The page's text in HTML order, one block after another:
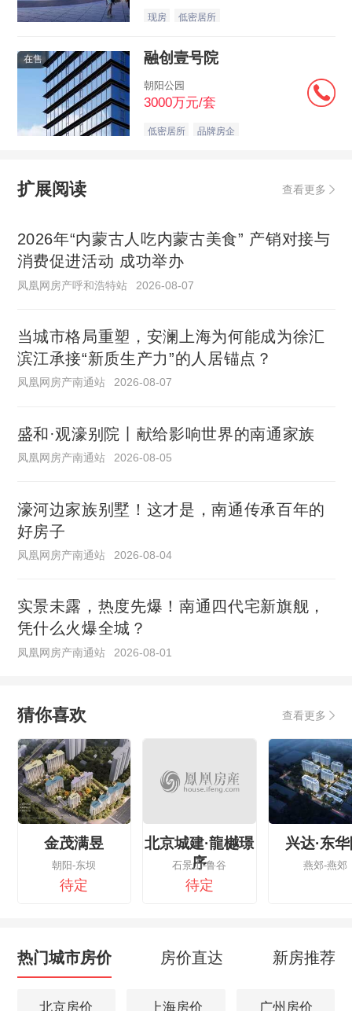
现房 低密居所
在售 融创壹号院
朝阳公园
3000万元/套
低密居所 品牌房企
扩展阅读 查看更多
2026年“内蒙古人吃内蒙古美食” 产销对接与
消费促进活动 成功举办
凤凰网房产呼和浩特站 2026-08-07
当城市格局重塑，安澜上海为何能成为徐汇
滨江承接“新质生产力”的人居锚点？
凤凰网房产南通站 2026-08-07
盛和·观濠别院丨献给影响世界的南通家族
凤凰网房产南通站 2026-08-05
濠河边家族别墅！这才是，南通传承百年的
好房子
凤凰网房产南通站 2026-08-04
实景未露，热度先爆！南通四代宅新旗舰，
凭什么火爆全城？
凤凰网房产南通站 2026-08-01
猜你喜欢 查看更多
金茂满昱
朝阳-东坝
待定
北京城建·龍樾璟
序
石景山-鲁谷
待定
兴达·东
燕郊-燕郊
热门城市房价 房价直达 新房推荐
北京房价 上海房价 广州房价